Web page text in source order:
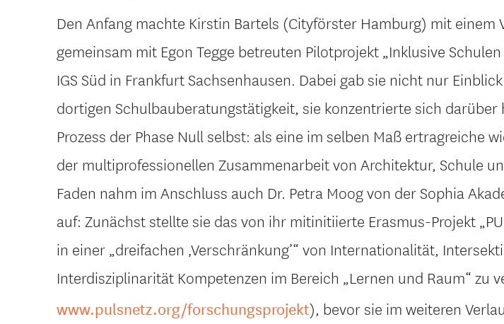
Den Anfang machte Kirstin Bartels (Cityförster Hamburg) mit einem
gemeinsam mit Egon Tegge betreuten Pilotprojekt „Inklusive
IGS Süd in Frankfurt Sachsenhausen. Dabei gab sie nicht nur
dortigen Schulbauberatungstätigkeit, sie konzentrierte sich darüber
Prozess der Phase Null selbst: als eine im selben Maß ertragreiche
der multiprofessionellen Zusammenarbeit von Architektur, Schule
Faden nahm im Anschluss auch Dr. Petra Moog von der Sophia
auf: Zunächst stellte sie das von ihr mitinitiierte Erasmus-Projekt
in einer „dreifachen ‚Verschränkung’“ von Internationalität,
Interdisziplinarität Kompetenzen im Bereich „Lernen und Raum“ zu
www.pulsnetz.org/forschungsprojekt), bevor sie im weiteren